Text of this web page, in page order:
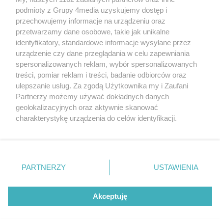
Redakcja Reklama Prywatność
Praca Łódź
the:protocol
Facebook.com
Youtube.com
podmioty z Grupy 4media uzyskujemy dostęp i
przechowujemy informacje na urządzeniu oraz
przetwarzamy dane osobowe, takie jak unikalne
identyfikatory, standardowe informacje wysyłane przez
urządzenie czy dane przeglądania w celu zapewniania
spersonalizowanych reklam, wybór spersonalizowanych
treści, pomiar reklam i treści, badanie odbiorców oraz
ulepszanie usług. Za zgodą Użytkownika my i Zaufani
Partnerzy możemy używać dokładnych danych
geolokalizacyjnych oraz aktywnie skanować
charakterystykę urządzenia do celów identyfikacji.
zmienić/wycofać klikając przycisk ustawień prywatności
znajdujący się w lewym dolnym rogu strony
. Niektóre
użytkownika, ale masz prawo sprzeciwić się takiemu
przetwarzaniu. Preferencje będą miały zastosowania tylko
PARTNERZY USTAWIENIA
Akceptuję